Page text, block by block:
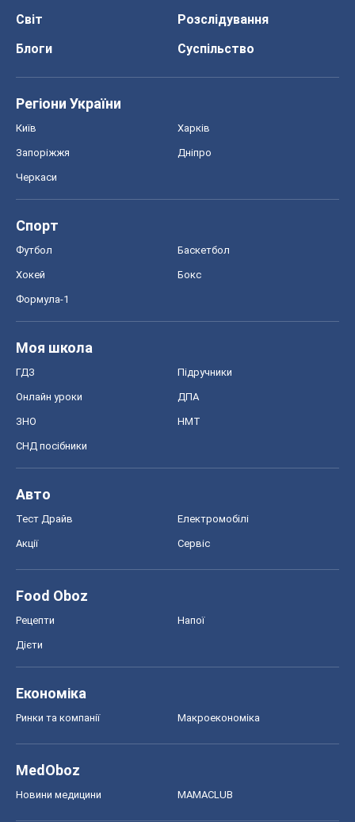
Світ
Розслідування
Блоги
Суспільство
Регіони України
Київ Харків
Запоріжжя Дніпро
Черкаси
Спорт
Футбол Баскетбол
Хокей Бокс
Формула-1
Моя школа
ГДЗ Підручники
Онлайн уроки ДПА
ЗНО НМТ
СНД посібники
Авто
Тест Драйв Електромобілі
Акції Сервіс
Food Oboz
Рецепти Напої
Дієти
Економіка
Ринки та компанії Макроекономіка
MedOboz
Новини медицини MAMACLUB